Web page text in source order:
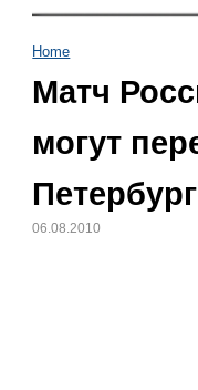
Home
Матч
могут
Петербург
06.08.2010